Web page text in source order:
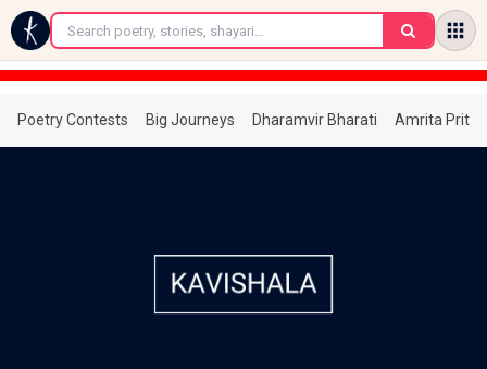
←
Poetry Contests Big Journeys Dharamvir Bharati Amrita